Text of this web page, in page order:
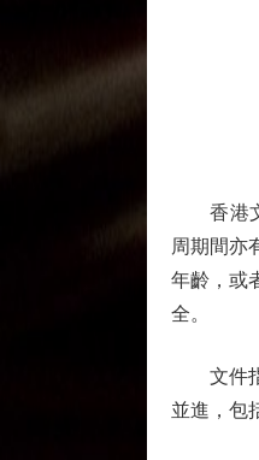
香港文
周期間亦
年齡，或
全。
文件指
並進，包